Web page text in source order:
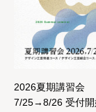
2026夏期講習会
7/25→8/26 受付開